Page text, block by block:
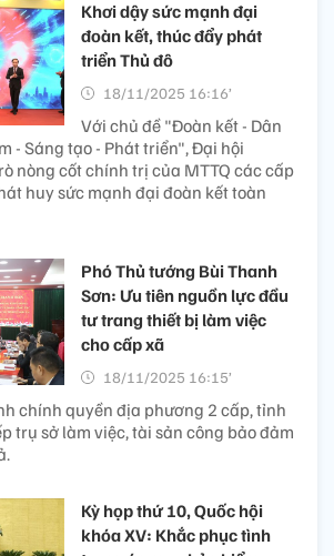
Khơi dậy sức mạnh đại
đoàn kết, thúc đẩy phát
triển Thủ đô
18/11/2025 16:16’
Với chủ đề "Đoàn kết - Dân
- Sáng tạo - Phát triển", Đại hội
nòng cốt chính trị của MTTQ các cấp
huy sức mạnh đại đoàn kết toàn
Phó Thủ tướng Bùi Thanh
Sơn: Ưu tiên nguồn lực đầu
tư trang thiết bị làm việc
cho cấp xã
18/11/2025 16:15’
chính quyền địa phương 2 cấp, tỉnh
trụ sở làm việc, tài sản công bảo đảm
Kỳ họp thứ 10, Quốc hội
khóa XV: Khắc phục tình